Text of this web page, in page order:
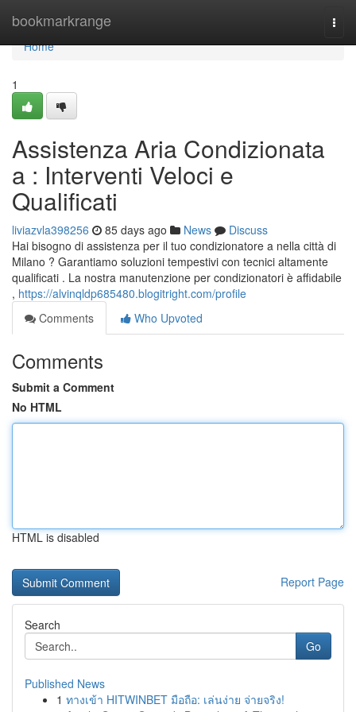
bookmarkrange
Home
Home
1
Assistenza Aria Condizionata
a : Interventi Veloci e
Qualificati
liviazvla398256 85 days ago News
Discuss
Hai bisogno di assistenza per il tuo condizionatore a nella città di
Milano ? Garantiamo soluzioni tempestivi con tecnici altamente
qualificati . La nostra manutenzione per condizionatori è affidabile
, https://alvinqldp685480.blogitright.com/profile
Comments
Who Upvoted
Comments
Submit a Comment
No HTML
HTML is disabled
Report Page
Search
Go
Published News
1 ทางเข้า HITWINBET มือถือ: เล่นง่าย จ่ายจริง!